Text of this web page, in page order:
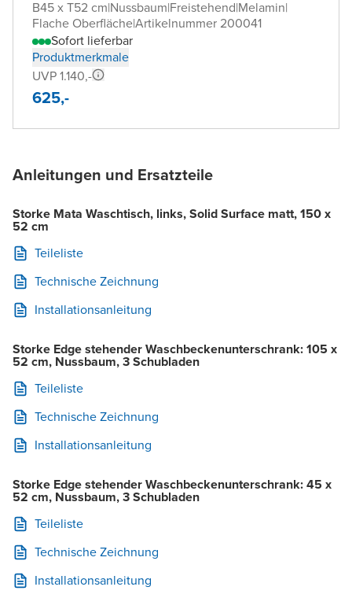
B45 x T52 cm|Nussbaum|Freistehend|Melamin|
Flache Oberfläche|Artikelnummer 200041
Sofort lieferbar
Produktmerkmale
UVP 1.140,-
625,-
Anleitungen und Ersatzteile
Storke Mata Waschtisch, links, Solid Surface matt, 150 x
52 cm
Teileliste
Technische Zeichnung
Installationsanleitung
Storke Edge stehender Waschbeckenunterschrank: 105 x
52 cm, Nussbaum, 3 Schubladen
Teileliste
Technische Zeichnung
Installationsanleitung
Storke Edge stehender Waschbeckenunterschrank: 45 x
52 cm, Nussbaum, 3 Schubladen
Teileliste
Technische Zeichnung
Installationsanleitung